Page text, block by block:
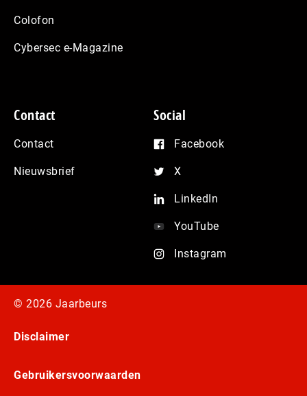
Colofon
Cybersec e-Magazine
Contact
Contact
Nieuwsbrief
Social
Facebook
X
LinkedIn
YouTube
Instagram
© 2026 Jaarbeurs
Disclaimer
Gebruikersvoorwaarden